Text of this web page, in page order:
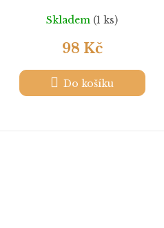
provozu - viz. foto
Skladem (1 ks)
98 Kč
Do košíku